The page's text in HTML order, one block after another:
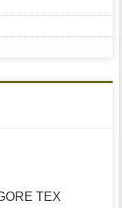
TEX